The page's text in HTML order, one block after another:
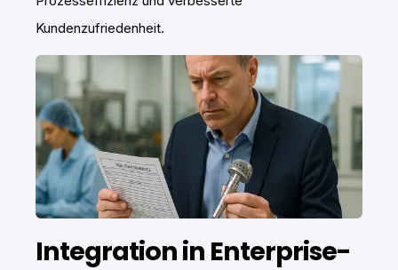
Kundenzufriedenheit.
Integration in Enterprise-